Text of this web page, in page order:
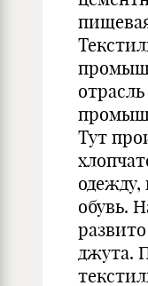
Тут
обувь.
джута.